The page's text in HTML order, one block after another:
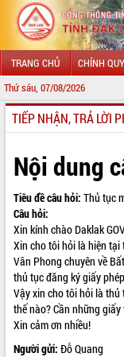
TRANG CHỦ CHÍNH
Thứ sáu, 07/08/2026
GIỚI THIỆU
TIN TỨC SỰ KIỆN
SỞ, BAN, NGÀNH
UBND CÁC XÃ, PHƯỜNG
THÔNG TIN CHỈ ĐẠO ĐIỀU
HỆ THỐNG VĂN BẢN
VĂN BẢN HĐND TỈNH
TIẾP NHẬN, TRẢ LỜI
Nội dung
Tiêu đề câu hỏi: Thủ tục
Câu hỏi:
Xin kính chào Daklak
Xin cho tôi hỏi là hiện
Vân Phong chuyên về
thủ tục đăng ký giấy
Vậy xin cho tôi hỏi là
thế nào? Cần những
Xin cảm ơn nhiều!
Người gửi: Đỗ Quang